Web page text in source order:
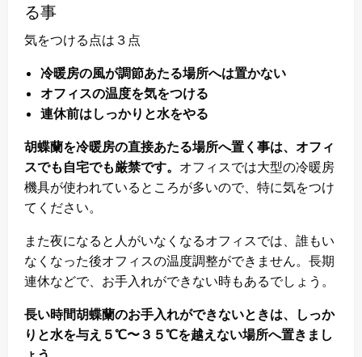
る事
気をつける点は３点
冷暖房の風が調節あたる場所へは置かない
オフィスの温度を気をつける
連休前はしっかりと水をやる
胡蝶蘭を冷暖房の直接あたる場所へ置く事は、オフィ
スでも自宅でも厳禁です。 オフィスでは大型の冷暖房
機具が使われているところが多いので、特に気をつけ
てください。
また夜になると人がいなくなるオフィスでは、誰もい
なくなった後オフィスの温度調整ができません。長期
連休などで、お手入れができない時もあるでしょう。
長い時間胡蝶蘭のお手入れができないときは、しっか
りと水を与え５℃〜３５℃を越えない場所へ置きまし